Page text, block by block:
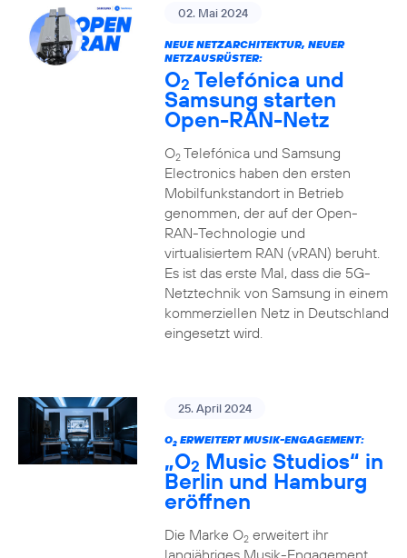
02. Mai 2024
NEUE NETZARCHITEKTUR, NEUER
NETZAUSRÜSTER:
O2 Telefónica und
Samsung starten
Open-RAN-Netz
O2Telefónica und Samsung
Electronics haben den ersten
Mobilfunkstandort in Betrieb
genommen, der auf der Open-
RAN-Technologie und
virtualisiertem RAN (vRAN) beruht.
Es ist das erste Mal, dass die 5G-
Netztechnik von Samsung in einem
kommerziellen Netz in Deutschland
eingesetzt wird.
25. April 2024
O2ERWEITERT MUSIK-ENGAGEMENT:
„O2 Music Studios“ in
Berlin und Hamburg
eröffnen
Die Marke O2erweitert ihr
langjähriges Musik-Engagement